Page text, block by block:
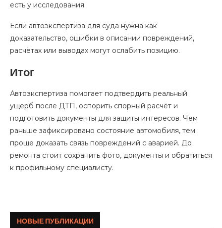
есть у исследования.
Если автоэкспертиза для суда нужна как
доказательство, ошибки в описании повреждений,
расчётах или выводах могут ослабить позицию.
Итог
Автоэкспертиза помогает подтвердить реальный
ущерб после ДТП, оспорить спорный расчёт и
подготовить документы для защиты интересов. Чем
раньше зафиксировано состояние автомобиля, тем
проще доказать связь повреждений с аварией. До
ремонта стоит сохранить фото, документы и обратиться
к профильному специалисту.
НОВЫЕ ПУБЛИКАЦИИ